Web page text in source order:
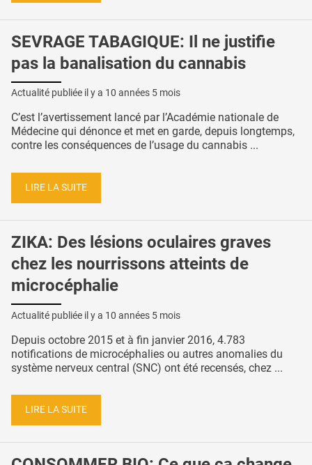
SEVRAGE TABAGIQUE: Il ne justifie
pas la banalisation du cannabis
Actualité publiée il y a 10 années 5 mois
C’est l’avertissement lancé par l’Académie nationale de
Médecine qui dénonce et met en garde, depuis longtemps,
contre les conséquences de l’usage du cannabis ...
LIRE LA SUITE
ZIKA: Des lésions oculaires graves
chez les nourrissons atteints de
microcéphalie
Actualité publiée il y a 10 années 5 mois
Depuis octobre 2015 et à fin janvier 2016, 4.783
notifications de microcéphalies ou autres anomalies du
système nerveux central (SNC) ont été recensés, chez ...
LIRE LA SUITE